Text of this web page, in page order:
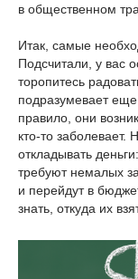
в общественном
Итак, самые
Подсчитали, у вас
торопитесь
подразумевает
правило, они
кто-то заболевает.
откладывать
требуют немалых
и перейдут в
знать, откуда их